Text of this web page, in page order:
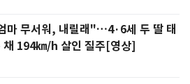
마 무서워, 내릴래"…4·6세 두 딸 태
채 194㎞/h 살인 질주[영상]